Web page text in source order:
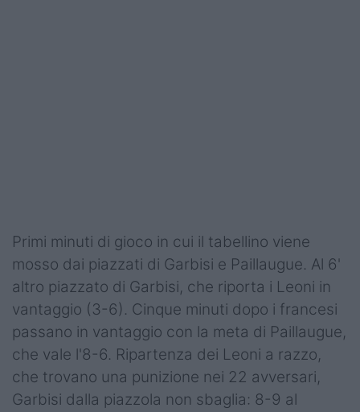
Primi minuti di gioco in cui il tabellino viene
mosso dai piazzati di Garbisi e Paillaugue. Al 6'
altro piazzato di Garbisi, che riporta i Leoni in
vantaggio (3-6). Cinque minuti dopo i francesi
passano in vantaggio con la meta di Paillaugue,
che vale l'8-6. Ripartenza dei Leoni a razzo,
che trovano una punizione nei 22 avversari,
Garbisi dalla piazzola non sbaglia: 8-9 al